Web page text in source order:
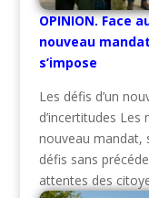
OPINION. Face
nouveau
s’impose
Les défis d’un
d’incertitudes Les
nouveau mandat,
défis sans
attentes des